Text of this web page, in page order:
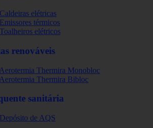
elétricas
térmicos
elétricos
renováveis
Thermira Monobloc
Thermira Bibloc
sanitária
de AQS